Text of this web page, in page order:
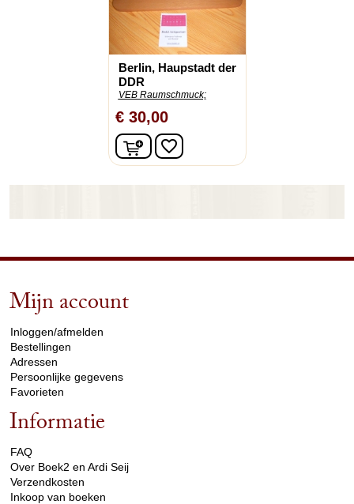
Berlin, Haupstadt der
DDR
VEB Raumschmuck;
€ 30,00
In winkelwagen
favorite_border
Mijn account
Inloggen/afmelden
Bestellingen
Adressen
Persoonlijke gegevens
Favorieten
Informatie
FAQ
Over Boek2 en Ardi Seij
Verzendkosten
Inkoop van boeken